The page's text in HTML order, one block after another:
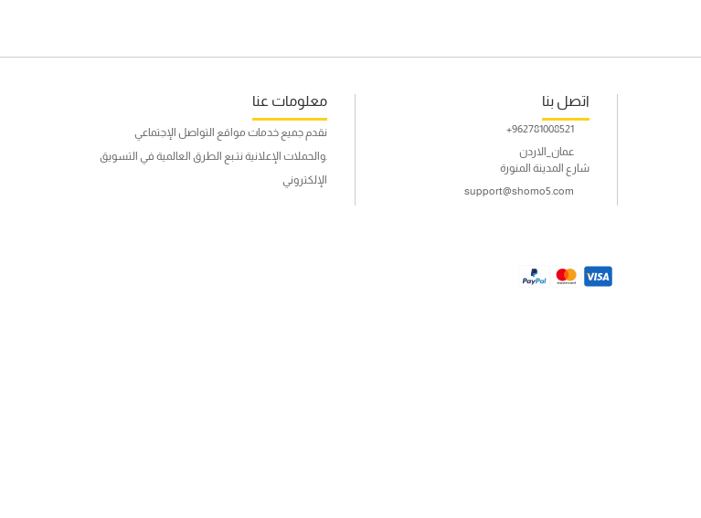
معلومات عنا
نقدم جميع خدمات مواقع التواصل الإجتماعي
.والحملات الإعلانية نتـبع الطرق العالمية في التسويق
الإلكتروني
اتصل بنا
عمان_الاردن
شارع المدينة المنورة